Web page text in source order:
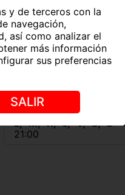
Color de ojos: Avellana
Piercings: No
L M X J V S D
21:00
y de terceros con la
navegación,
así como analizar el
más información
sus preferencias
SALIR